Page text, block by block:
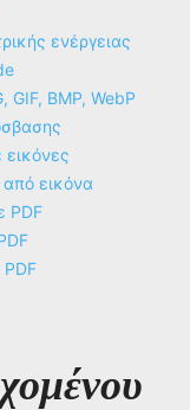
ενέργειας
GIF, BMP, WebP
εικόνα
PDF